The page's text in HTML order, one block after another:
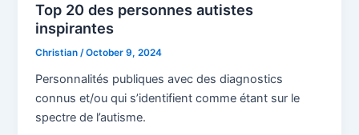
Top 20 des personnes autistes
inspirantes
Christian/October 9, 2024
Personnalités publiques avec des diagnostics
connus et/ou qui s’identifient comme étant sur le
spectre de l’autisme.